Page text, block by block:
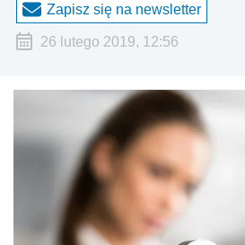
Zapisz się na newsletter
26 lutego 2019, 12:56